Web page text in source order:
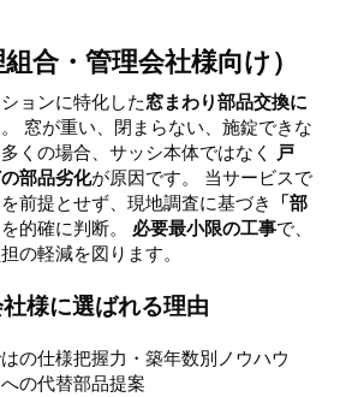
合・管理会社様向け）
ョンに特化した窓まわり部品交換に
窓が重い、閉まらない、施錠できな
くの場合、サッシ本体ではなく
戸
部品劣化が原因です。 当サービスで
前提とせず、現地調査に基づき
「部
を的確に判断。 必要最小限の工事で、
の軽減を図ります。
様に選ばれる理由
の仕様把握力・築年数別ノウハウ
の代替部品提案